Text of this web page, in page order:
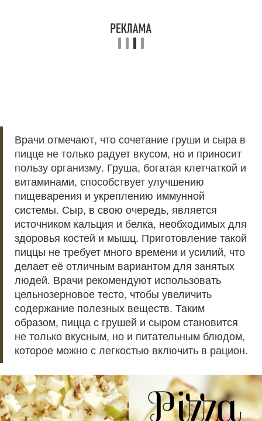
Врачи отмечают, что сочетание груши и сыра в
пицце не только радует вкусом, но и приносит
пользу организму. Груша, богатая клетчаткой и
витаминами, способствует улучшению
пищеварения и укреплению иммунной
системы. Сыр, в свою очередь, является
источником кальция и белка, необходимых для
здоровья костей и мышц. Приготовление такой
пиццы не требует много времени и усилий, что
делает её отличным вариантом для занятых
людей. Врачи рекомендуют использовать
цельнозерновое тесто, чтобы увеличить
содержание полезных веществ. Таким
образом, пицца с грушей и сыром становится
не только вкусным, но и питательным блюдом,
которое можно с легкостью включить в рацион.